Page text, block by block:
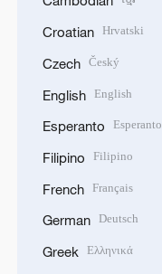
Croatian Hrvatski
Czech Český
English English
Esperanto Esperanto
Filipino Filipino
French Français
German Deutsch
Greek Ελληνικά